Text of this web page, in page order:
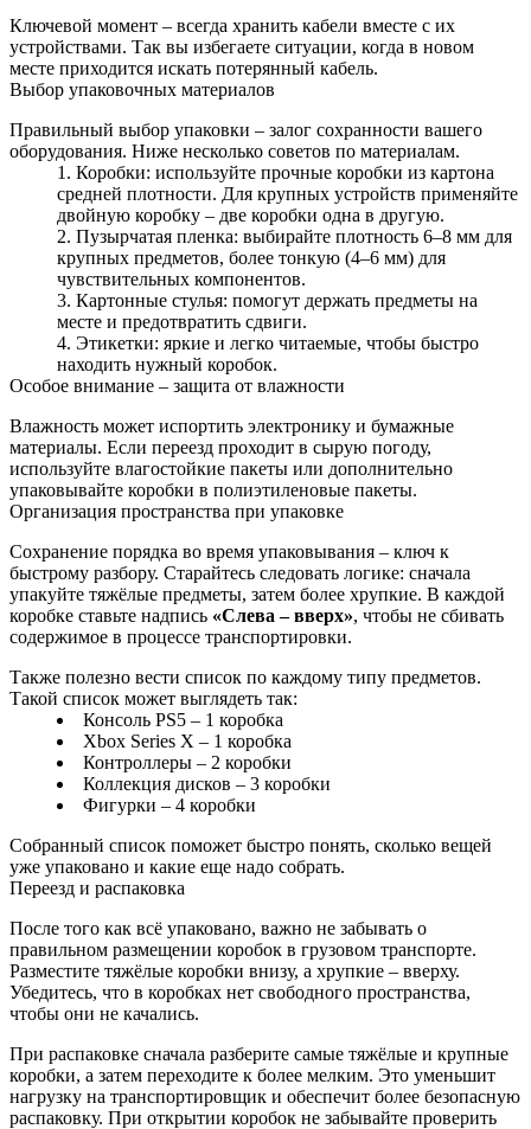
Ключевой момент – всегда хранить кабели вместе с их
устройствами. Так вы избегаете ситуации, когда в новом
месте приходится искать потерянный кабель.
Выбор упаковочных материалов
Правильный выбор упаковки – залог сохранности вашего
оборудования. Ниже несколько советов по материалам.
Коробки: используйте прочные коробки из картона
средней плотности. Для крупных устройств применяйте
двойную коробку – две коробки одна в другую.
Пузырчатая пленка: выбирайте плотность 6–8 мм для
крупных предметов, более тонкую (4–6 мм) для
чувствительных компонентов.
Картонные стулья: помогут держать предметы на
месте и предотвратить сдвиги.
Этикетки: яркие и легко читаемые, чтобы быстро
находить нужный коробок.
Особое внимание – защита от влажности
Влажность может испортить электронику и бумажные
материалы. Если переезд проходит в сырую погоду,
используйте влагостойкие пакеты или дополнительно
упаковывайте коробки в полиэтиленовые пакеты.
Организация пространства при упаковке
Сохранение порядка во время упаковывания – ключ к
быстрому разбору. Старайтесь следовать логике: сначала
упакуйте тяжёлые предметы, затем более хрупкие. В каждой
коробке ставьте надпись «Слева – вверх», чтобы не сбивать
содержимое в процессе транспортировки.
Также полезно вести список по каждому типу предметов.
Такой список может выглядеть так:
Консоль PS5 – 1 коробка
Xbox Series X – 1 коробка
Контроллеры – 2 коробки
Коллекция дисков – 3 коробки
Фигурки – 4 коробки
Собранный список поможет быстро понять, сколько вещей
уже упаковано и какие еще надо собрать.
Переезд и распаковка
После того как всё упаковано, важно не забывать о
правильном размещении коробок в грузовом транспорте.
Разместите тяжёлые коробки внизу, а хрупкие – вверху.
Убедитесь, что в коробках нет свободного пространства,
чтобы они не качались.
При распаковке сначала разберите самые тяжёлые и крупные
коробки, а затем переходите к более мелким. Это уменьшит
нагрузку на транспортировщик и обеспечит более безопасную
распаковку. При открытии коробок не забывайте проверить